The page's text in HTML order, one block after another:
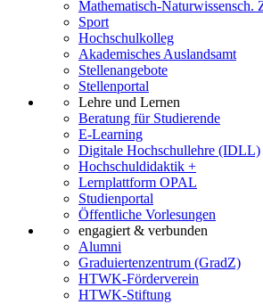
Mathematisch-Naturwissensch.
Sport
Hochschulkolleg
Akademisches Auslandsamt
Stellenangebote
Stellenportal
Lehre und Lernen
Beratung für Studierende
E-Learning
Digitale Hochschullehre (IDLL)
Hochschuldidaktik +
Lernplattform OPAL
Studienportal
Öffentliche Vorlesungen
engagiert & verbunden
Alumni
Graduiertenzentrum (GradZ)
HTWK-Förderverein
HTWK-Stiftung